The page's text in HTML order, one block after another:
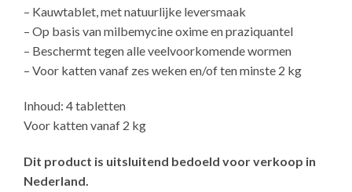
– Kauwtablet, met natuurlijke leversmaak
– Op basis van milbemycine oxime en praziquantel
– Beschermt tegen alle veelvoorkomende wormen
– Voor katten vanaf zes weken en/of ten minste 2 kg
Inhoud: 4 tabletten
Voor katten vanaf 2 kg
Dit product is uitsluitend bedoeld voor verkoop in
Nederland.